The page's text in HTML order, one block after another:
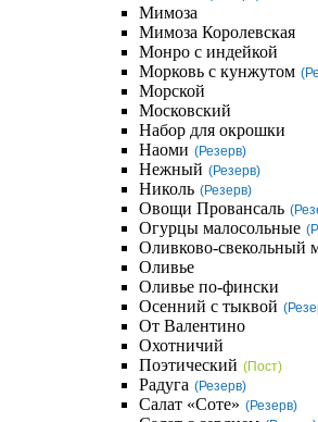
Мимоза
Мимоза Королевская
Монро с индейкой
Морковь с кунжутом
Морской
Московский
Набор для окрошки
Наоми (Резерв)
Нежный (Резерв)
Николь (Резерв)
Овощи Провансаль
Огурцы малосольные
Оливково-свекольный
Оливье
Оливье по-фински
Осенний с тыквой
От Валентино
Охотничий
Поэтический (Пост)
Радуга (Резерв)
Салат «Соте» (Резерв)